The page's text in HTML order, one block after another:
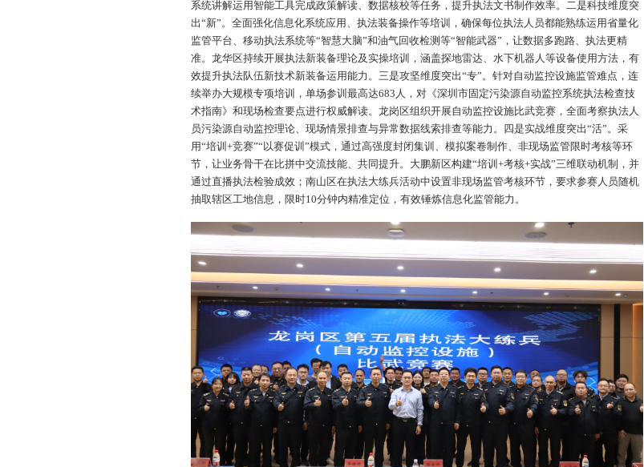
系统讲解运用智能工具完成政策解读、数据核校等任务，提升执法文书制作效率。二是科技维度突
出“新”。全面强化信息化系统应用、执法装备操作等培训，确保每位执法人员都能熟练运用省量化
监管平台、移动执法系统等“智慧大脑”和油气回收检测等“智能武器”，让数据多跑路、执法更精
准。龙华区持续开展执法新装备理论及实操培训，涵盖探地雷达、水下机器人等设备使用方法，有
效提升执法队伍新技术新装备运用能力。三是攻坚维度突出“专”。针对自动监控设施监管难点，连
续举办大规模专项培训，单场参训最高达683人，对《深圳市固定污染源自动监控系统执法检查技
术指南》和现场检查要点进行权威解读。龙岗区组织开展自动监控设施比武竞赛，全面考察执法人
员污染源自动监控理论、现场情景排查与异常数据线索排查等能力。四是实战维度突出“活”。采
用“培训+竞赛”“以赛促训”模式，通过高强度封闭集训、模拟案卷制作、非现场监管限时考核等环
节，让业务骨干在比拼中交流技能、共同提升。大鹏新区构建“培训+考核+实战”三维联动机制，并
通过直播执法检验成效；南山区在执法大练兵活动中设置非现场监管考核环节，要求参赛人员随机
抽取辖区工地信息，限时10分钟内精准定位，有效锤炼信息化监管能力。